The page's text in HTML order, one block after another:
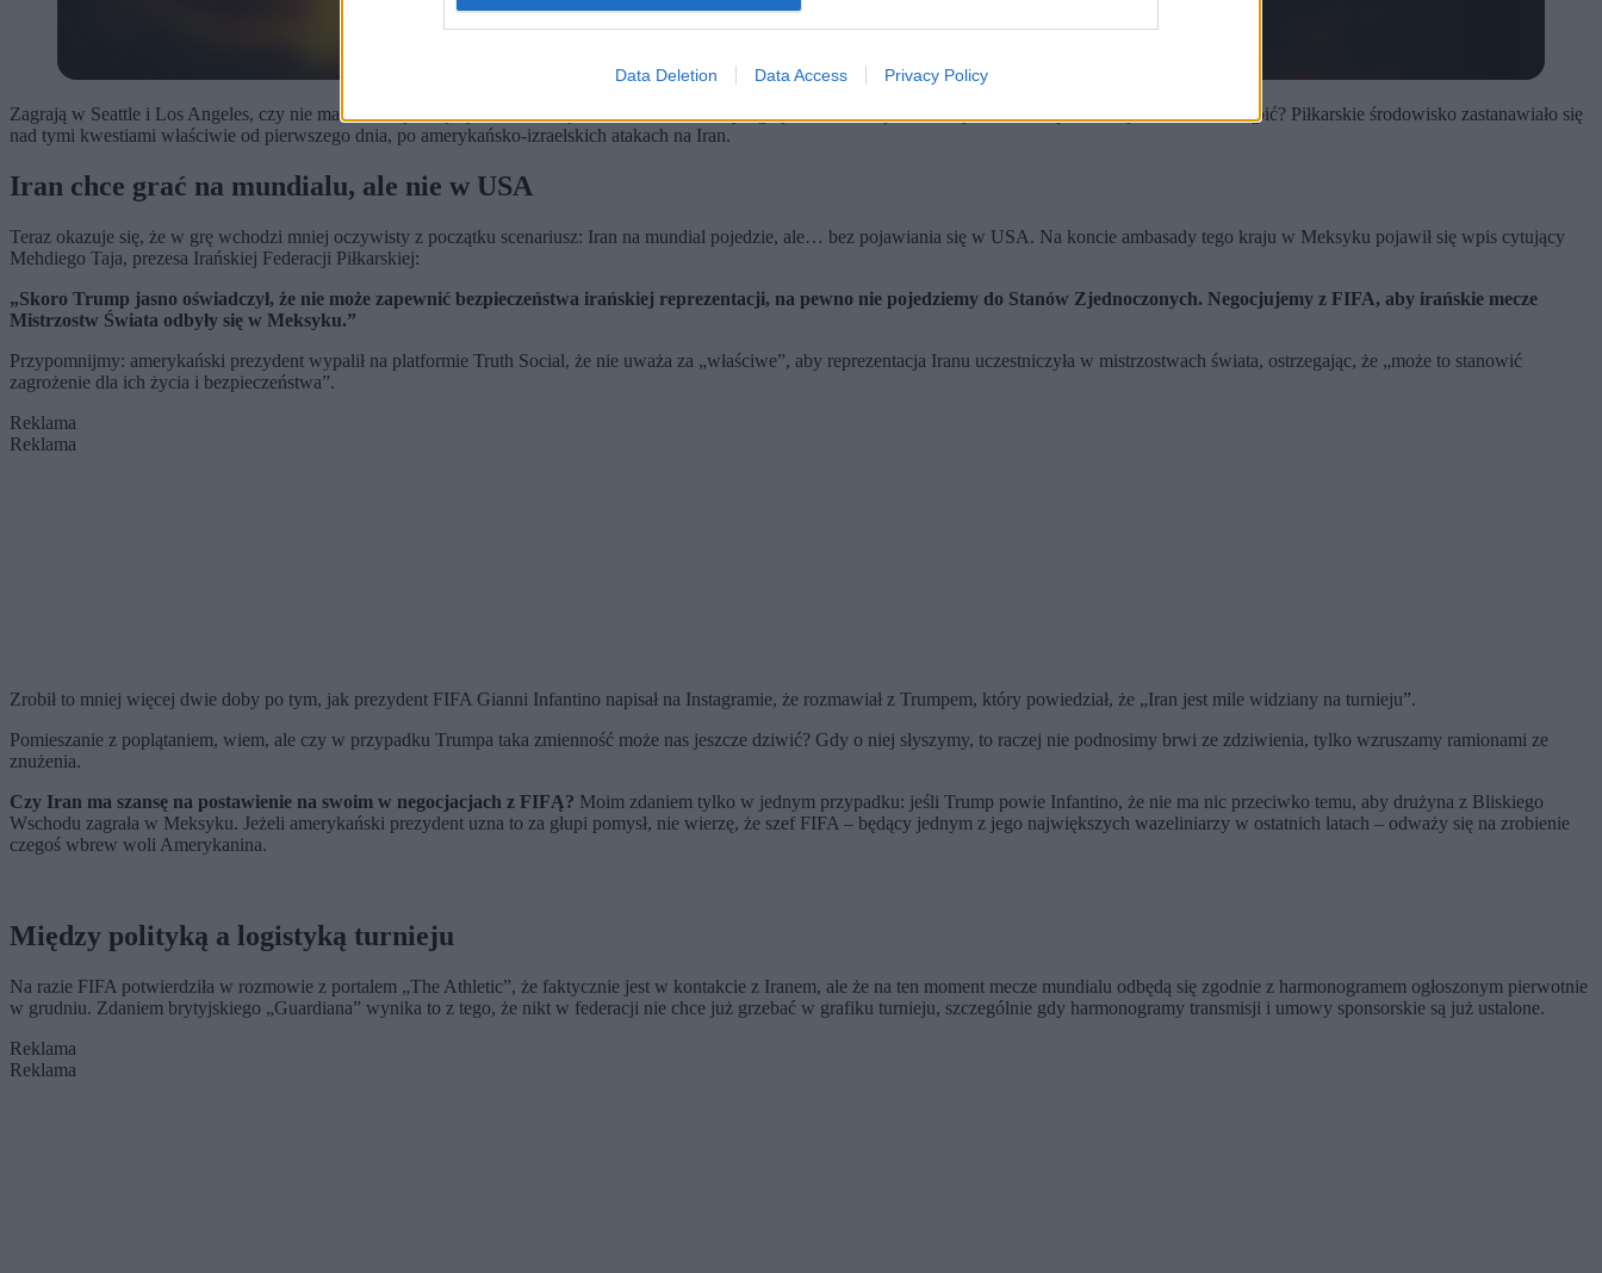
Data Deletion Data Access Privacy Policy
Zagrają w Seattle i Los Angeles, czy nie ma na to najmniejszych szans? A jeśli ostatecznie nie wystąpią w Stanach Zjednoczonych, która reprezentacja może ich zastąpić? Piłkarskie środowisko zastanawiało się
nad tymi kwestiami właściwie od pierwszego dnia, po amerykańsko-izraelskich atakach na Iran.
Iran chce grać na mundialu, ale nie w USA
Teraz okazuje się, że w grę wchodzi mniej oczywisty z początku scenariusz: Iran na mundial pojedzie, ale… bez pojawiania się w USA. Na koncie ambasady tego kraju w Meksyku pojawił się wpis cytujący
Mehdiego Taja, prezesa Irańskiej Federacji Piłkarskiej:
„Skoro Trump jasno oświadczył, że nie może zapewnić bezpieczeństwa irańskiej reprezentacji, na pewno nie pojedziemy do Stanów Zjednoczonych. Negocjujemy z FIFA, aby irańskie mecze
Mistrzostw Świata odbyły się w Meksyku.”
Przypomnijmy: amerykański prezydent wypalił na platformie Truth Social, że nie uważa za „właściwe”, aby reprezentacja Iranu uczestniczyła w mistrzostwach świata, ostrzegając, że „może to stanowić
zagrożenie dla ich życia i bezpieczeństwa”.
Reklama
Reklama
Zrobił to mniej więcej dwie doby po tym, jak prezydent FIFA Gianni Infantino napisał na Instagramie, że rozmawiał z Trumpem, który powiedział, że „Iran jest mile widziany na turnieju”.
Pomieszanie z poplątaniem, wiem, ale czy w przypadku Trumpa taka zmienność może nas jeszcze dziwić? Gdy o niej słyszymy, to raczej nie podnosimy brwi ze zdziwienia, tylko wzruszamy ramionami ze
znużenia.
Czy Iran ma szansę na postawienie na swoim w negocjacjach z FIFĄ? Moim zdaniem tylko w jednym przypadku: jeśli Trump powie Infantino, że nie ma nic przeciwko temu, aby drużyna z Bliskiego
Wschodu zagrała w Meksyku. Jeżeli amerykański prezydent uzna to za głupi pomysł, nie wierzę, że szef FIFA – będący jednym z jego największych wazeliniarzy w ostatnich latach – odważy się na zrobienie
czegoś wbrew woli Amerykanina.
Między polityką a logistyką turnieju
Na razie FIFA potwierdziła w rozmowie z portalem „The Athletic”, że faktycznie jest w kontakcie z Iranem, ale że na ten moment mecze mundialu odbędą się zgodnie z harmonogramem ogłoszonym pierwotnie
w grudniu. Zdaniem brytyjskiego „Guardiana” wynika to z tego, że nikt w federacji nie chce już grzebać w grafiku turnieju, szczególnie gdy harmonogramy transmisji i umowy sponsorskie są już ustalone.
Reklama
Reklama